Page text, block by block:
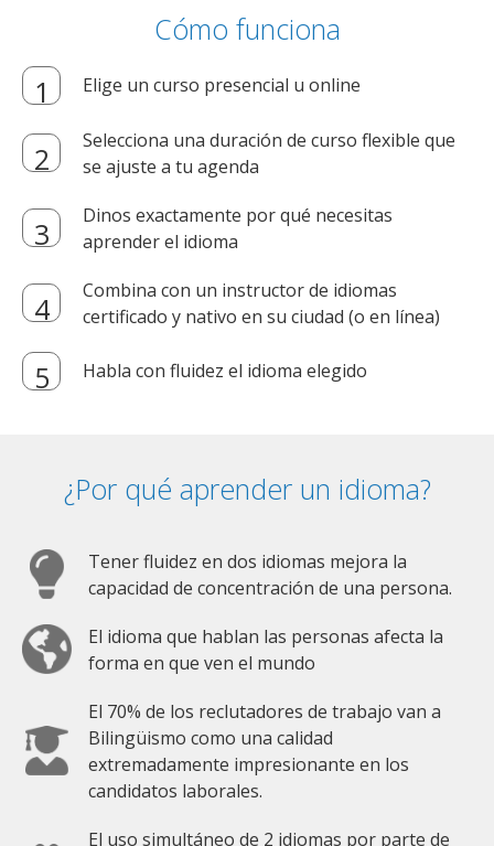
Cómo funciona
Elige un curso presencial u online
Selecciona una duración de curso flexible que
se ajuste a tu agenda
Dinos exactamente por qué necesitas
aprender el idioma
Combina con un instructor de idiomas
certificado y nativo en su ciudad (o en línea)
Habla con fluidez el idioma elegido
¿Por qué aprender un idioma?
Tener fluidez en dos idiomas mejora la
capacidad de concentración de una persona.
El idioma que hablan las personas afecta la
forma en que ven el mundo
El 70% de los reclutadores de trabajo van a
Bilingüismo como una calidad
extremadamente impresionante en los
candidatos laborales.
El uso simultáneo de 2 idiomas por parte de